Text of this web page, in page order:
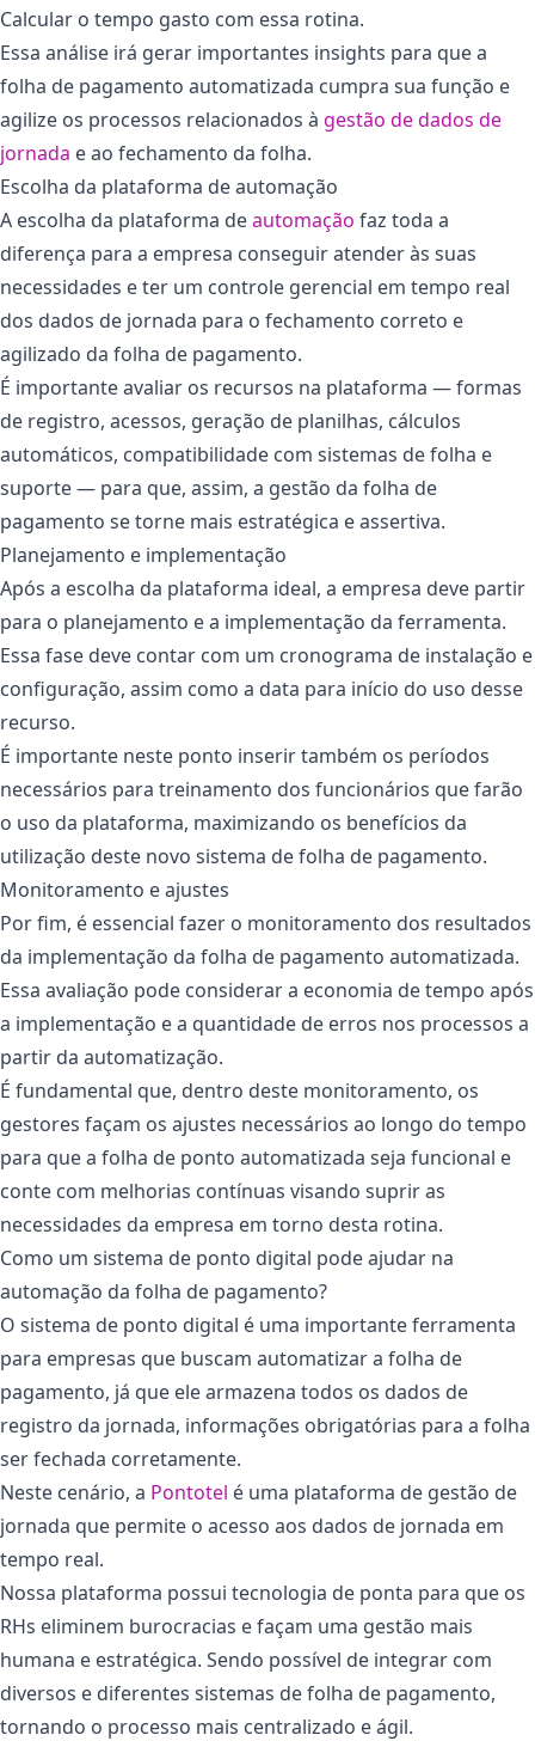
Calcular o tempo gasto com essa rotina.
Essa análise irá gerar importantes insights para que a
folha de pagamento automatizada cumpra sua função e
agilize os processos relacionados à gestão de dados de
jornada e ao fechamento da folha.
Escolha da plataforma de automação
A escolha da plataforma deautomação faz toda a
diferença para a empresa conseguir atender às suas
necessidades e ter um controle gerencial em tempo real
dos dados de jornada para o fechamento correto e
agilizado da folha de pagamento.
É importante avaliar os recursos na plataforma — formas
de registro, acessos, geração de planilhas, cálculos
automáticos, compatibilidade com sistemas de folha e
suporte — para que, assim, a gestão da folha de
pagamento se torne mais estratégica e assertiva.
Planejamento e implementação
Após a escolha da plataforma ideal, a empresa deve partir
para o planejamento e a implementação da ferramenta.
Essa fase deve contar com um cronograma de instalação e
configuração, assim como a data para início do uso desse
recurso.
É importante neste ponto inserir também os períodos
necessários para treinamento dos funcionários que farão
o uso da plataforma, maximizando os benefícios da
utilização deste novo sistema de folha de pagamento.
Monitoramento e ajustes
Por fim, é essencial fazer o monitoramento dos resultados
da implementação da folha de pagamento automatizada.
Essa avaliação pode considerar a economia de tempo após
a implementação e a quantidade de erros nos processos a
partir da automatização.
É fundamental que, dentro deste monitoramento, os
gestores façam os ajustes necessários ao longo do tempo
para que a folha de ponto automatizada seja funcional e
conte com melhorias contínuas visando suprir as
necessidades da empresa em torno desta rotina.
Como um sistema de ponto digital pode ajudar na
automação da folha de pagamento?
O sistema de ponto digital é uma importante ferramenta
para empresas que buscam automatizar a folha de
pagamento, já que ele armazena todos os dados de
registro da jornada, informações obrigatórias para a folha
ser fechada corretamente.
Neste cenário, a Pontotel é uma plataforma de gestão de
jornada que permite o acesso aos dados de jornada em
tempo real.
Nossa plataforma possui tecnologia de ponta para que os
RHs eliminem burocracias e façam uma gestão mais
humana e estratégica. Sendo possível de integrar com
diversos e diferentes sistemas de folha de pagamento,
tornando o processo mais centralizado e ágil.